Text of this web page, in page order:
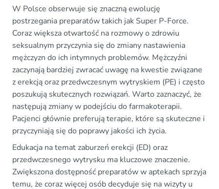
W Polsce obserwuje się znaczną ewolucję
postrzegania preparatów takich jak Super P-Force.
Coraz większa otwartość na rozmowy o zdrowiu
seksualnym przyczynia się do zmiany nastawienia
mężczyzn do ich intymnych problemów. Mężczyźni
zaczynają bardziej zwracać uwagę na kwestie związane
z erekcją oraz przedwczesnym wytryskiem (PE) i często
poszukują skutecznych rozwiązań. Warto zaznaczyć, że
następują zmiany w podejściu do farmakoterapii.
Pacjenci głównie preferują terapie, które są skuteczne i
przyczyniają się do poprawy jakości ich życia.
Edukacja na temat zaburzeń erekcji (ED) oraz
przedwczesnego wytrysku ma kluczowe znaczenie.
Zwiększona dostępność preparatów w aptekach sprzyja
temu, że coraz więcej osób decyduje się na wizyty u